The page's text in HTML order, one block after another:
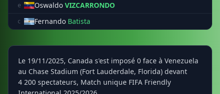
e
Oswaldo VIZCARRONDO
c Fernando Batista
Le 19/11/2025, Canada s'est imposé 0 face à Venezuela
au Chase Stadium (Fort Lauderdale, Florida) devant
4 200 spectateurs, Match unique FIFA Friendly